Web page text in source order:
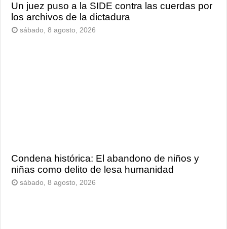
Un juez puso a la SIDE contra las cuerdas por
los archivos de la dictadura
sábado, 8 agosto, 2026
Condena histórica: El abandono de niños y
niñas como delito de lesa humanidad
sábado, 8 agosto, 2026